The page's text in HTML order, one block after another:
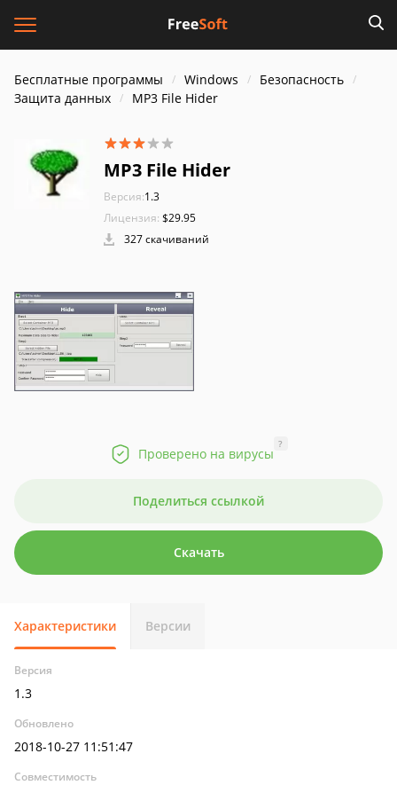
Бесплатные программы Windows
Безопасность
Защита данных
MP3 File Hider
MP3 File Hider
Версия:1.3
Лицензия: $29.95
327 скачиваний
Проверено на вирусы
?
Поделиться ссылкой
Скачать
Характеристики Версии
Версия
1.3
Обновлено
2018-10-27 11:51:47
Совместимость